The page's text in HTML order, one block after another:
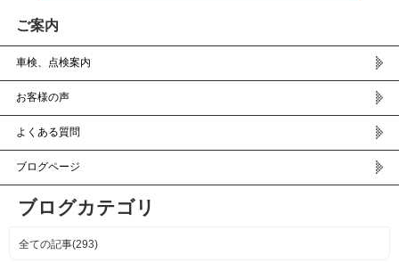
ご案内
車検、点検案内
お客様の声
よくある質問
ブログページ
ブログカテゴリ
全ての記事(293)